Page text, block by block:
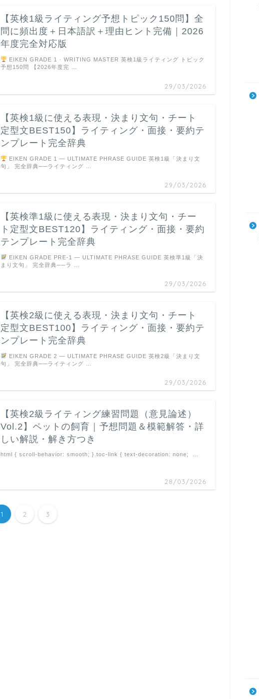
【英検1級ライティング予想トピック150問】全
問に頻出度＋日本語訳＋理由ヒント完備｜2026
年度完全対応版
29/03/2026
EIKEN GRADE 1 · WRITING MASTER 英検1級ライティング トピック
予想150問 【2026年度完 …
【英検1級に使える表現・決まり文句・チート
定型文BEST150】ライティング・面接・要約テ
ンプレート完全辞典
29/03/2026
EIKEN GRADE 1 — ULTIMATE PHRASE GUIDE 英検1級「決まり文
句」 完全辞典──ライティング …
【英検準1級に使える表現・決まり文句・チー
ト定型文BEST120】ライティング・面接・要約
テンプレート完全辞典
29/03/2026
EIKEN GRADE PRE-1 — ULTIMATE PHRASE GUIDE 英検準1級「決
まり文句」 完全辞典──ラ …
【英検2級に使える表現・決まり文句・チート
定型文BEST100】ライティング・面接・要約テ
ンプレート完全辞典
29/03/2026
EIKEN GRADE 2 — ULTIMATE PHRASE GUIDE 英検2級「決まり文
句」 完全辞典──ライティング …
【英検2級ライティング練習問題（意見論述）
Vol.2】ペットの飼育｜予想問題＆模範解答・詳
しい解説・解き方つき
28/03/2026
html { scroll-behavior: smooth; }.toc-link { text-decoration: none; …
1 2 3